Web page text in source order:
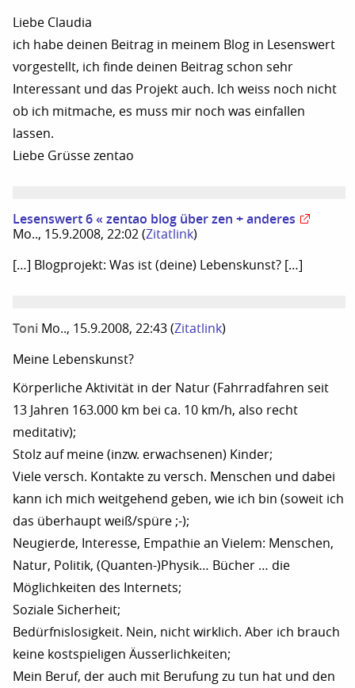
Liebe Claudia
ich habe deinen Beitrag in meinem Blog in Lesenswert
vorgestellt, ich finde deinen Beitrag schon sehr
Interessant und das Projekt auch. Ich weiss noch nicht
ob ich mitmache, es muss mir noch was einfallen
lassen.
Liebe Grüsse zentao
Lesenswert 6 « zentao blog über zen + anderes
Mo.., 15.9.2008, 22:02 (Zitatlink)
[…] Blogprojekt: Was ist (deine) Lebenskunst? […]
Toni Mo.., 15.9.2008, 22:43 (Zitatlink)
Meine Lebenskunst?
Körperliche Aktivität in der Natur (Fahrradfahren seit
13 Jahren 163.000 km bei ca. 10 km/h, also recht
meditativ);
Stolz auf meine (inzw. erwachsenen) Kinder;
Viele versch. Kontakte zu versch. Menschen und dabei
kann ich mich weitgehend geben, wie ich bin (soweit ich
das überhaupt weiß/spüre ;-);
Neugierde, Interesse, Empathie an Vielem: Menschen,
Natur, Politik, (Quanten-)Physik… Bücher … die
Möglichkeiten des Internets;
Soziale Sicherheit;
Bedürfnislosigkeit. Nein, nicht wirklich. Aber ich brauch
keine kostspieligen Äusserlichkeiten;
Mein Beruf, der auch mit Berufung zu tun hat und den